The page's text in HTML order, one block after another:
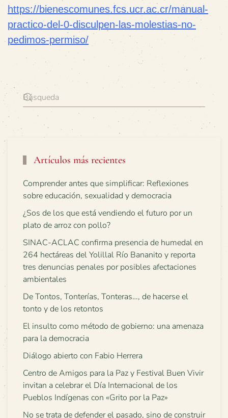
https://bienescomunes.fcs.ucr.ac.cr/manual-
practico-del-0-disculpen-las-molestias-no-
pedimos-permiso/
Artículos más recientes
Comprender antes que simplificar: Reflexiones
sobre educación, sexualidad y democracia
¿Sos de los que está vendiendo el futuro por un
plato de arroz con pollo?
SINAC-ACLAC confirma presencia de humedal en
264 hectáreas del Yolillal Río Bananito y reporta
tres denuncias penales por posibles afectaciones
ambientales
De Tontos, Tonterías, Tonteras…, de hacerse el
tonto y de los retontos
El insulto como método de gobierno: una amenaza
para la democracia
Diálogo abierto con Fabio Herrera
Centro de Amigos para la Paz y Festival Buen Vivir
invitan a celebrar el Día Internacional de los
Pueblos Indígenas con «Grito por la Paz»
No se trata de defender el pasado, sino de construir